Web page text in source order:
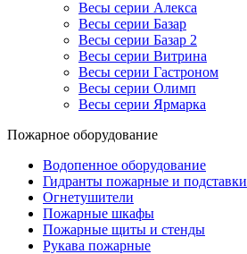
Весы серии Алекса
Весы серии Базар
Весы серии Базар 2
Весы серии Витрина
Весы серии Гастроном
Весы серии Олимп
Весы серии Ярмарка
Пожарное оборудование
Водопенное оборудование
Гидранты пожарные и подставки
Огнетушители
Пожарные шкафы
Пожарные щиты и стенды
Рукава пожарные